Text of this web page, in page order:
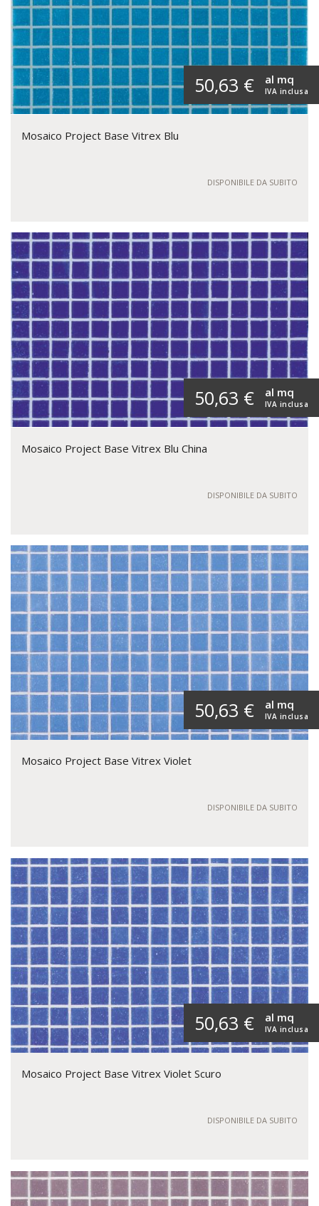
50,63 € IVA inclusa
al mq
Mosaico Project Base Vitrex Blu
DISPONIBILE DA SUBITO
50,63 € IVA inclusa
al mq
Mosaico Project Base Vitrex Blu China
DISPONIBILE DA SUBITO
50,63 € IVA inclusa
al mq
Mosaico Project Base Vitrex Violet
DISPONIBILE DA SUBITO
50,63 € IVA inclusa
al mq
Mosaico Project Base Vitrex Violet Scuro
DISPONIBILE DA SUBITO